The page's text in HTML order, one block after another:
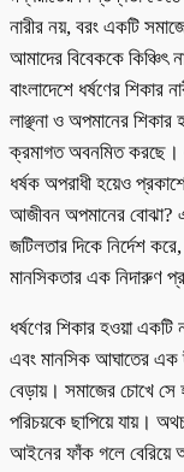
নারীর নয়, বরং একটি
আমাদের বিবেককে কিঞ্চিৎ
বাংলাদেশে ধর্ষণের শিকার
লাঞ্ছনা ও অপমানের
ক্রমাগত অবনমিত করছে।
ধর্ষক অপরাধী হয়েও
আজীবন অপমানের বোঝা?
জটিলতার দিকে নির্দেশ
মানসিকতার এক নিদারুণ
ধর্ষণের শিকার হওয়া
এবং মানসিক আঘাতের এক
বেড়ায়। সমাজের চোখে সে
পরিচয়কে ছাপিয়ে যায়।
আইনের ফাঁক গলে বেরিয়ে